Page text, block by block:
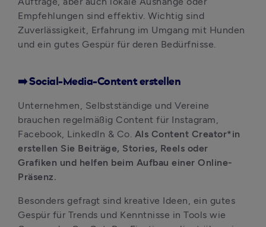
Empfehlungen sind effektiv. Wichtig sind
Zuverlässigkeit, Erfahrung im Umgang mit Hunden
und ein gutes Gespür für deren Bedürfnisse.
➡️ Social-Media-Content erstellen
Unternehmen, Selbstständige und Vereine
brauchen regelmäßig Content für Instagram,
Facebook, LinkedIn & Co. Als Content Creator*in
erstellen Sie Beiträge, Stories, Reels oder
Grafiken und helfen beim Aufbau einer Online-
Präsenz.
Besonders gefragt sind kreative Ideen, ein gutes
Gespür für Trends und Kenntnisse in Tools wie